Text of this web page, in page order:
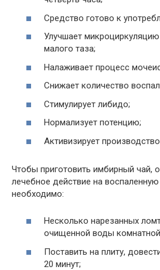
Средство готово к
Улучшает
малого таза;
Налаживает процесс
Снижает количество
Стимулирует либидо;
Нормализует потенцию;
Активизирует
Чтобы приготовить имбирный чай,
лечебное действие на воспаленную
необходимо:
Несколько нарезанных
очищенной воды
Поставить на плиту,
20 минут;